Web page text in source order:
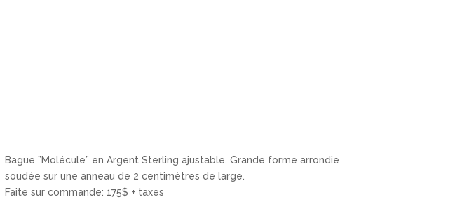
Bague ”Molécule” en Argent Sterling ajustable. Grande forme arrondie
soudée sur une anneau de 2 centimètres de large.
Faite sur commande: 175$ + taxes